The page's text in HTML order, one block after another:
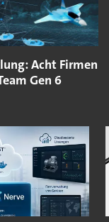
Acht Firmen
Gen 6